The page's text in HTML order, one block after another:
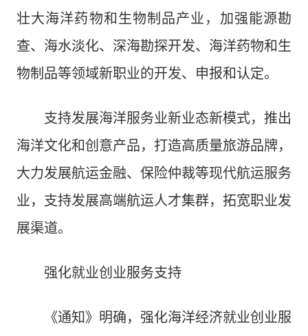
壮大海洋药物和生物制品产业，加强能源勘
查、海水淡化、深海勘探开发、海洋药物和生
物制品等领域新职业的开发、申报和认定。
支持发展海洋服务业新业态新模式，推出
海洋文化和创意产品，打造高质量旅游品牌，
大力发展航运金融、保险仲裁等现代航运服务
业，支持发展高端航运人才集群，拓宽职业发
展渠道。
强化就业创业服务支持
《通知》明确，强化海洋经济就业创业服